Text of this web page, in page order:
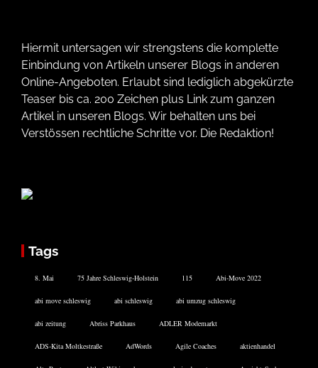
Hiermit untersagen wir strengstens die komplette
Einbindung von Artikeln unserer Blogs in anderen
Online-Angeboten. Erlaubt sind lediglich abgekürzte
Teaser bis ca. 200 Zeichen plus Link zum ganzen
Artikel in unseren Blogs. Wir behalten uns bei
Verstössen rechtliche Schritte vor. Die Redaktion!
Tags
8. Mai 75 Jahre Schleswig-Holstein 115 Abi-Move 2022
abi move schleswig abi schleswig abi umzug schleswig
abi zeitung Abriss Parkhaus ADLER Modemarkt
ADS-Kita Moltkestraße AdWords Agile Coaches aktienhandel